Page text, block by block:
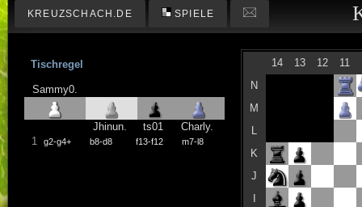
KREUZSCHACH.DE SPIELE
Tischregel
Sammy0.
Jhinun. ts01
Charly.
1
g2-g4+ b8-d8 f13-f12 m7-l8
14 13 12
11
N
M
K
J